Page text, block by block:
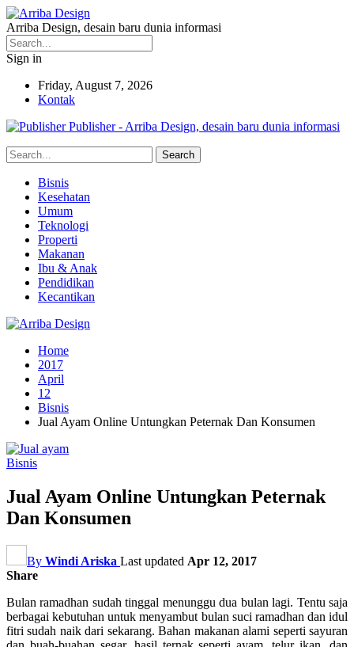
Arriba Design, desain baru dunia informasi
Sign in
Friday, August 7, 2026
Kontak
Publisher - Arriba Design, desain baru dunia informasi
Bisnis
Kesehatan
Umum
Teknologi
Properti
Makanan
Ibu & Anak
Pendidikan
Kecantikan
Home
2017
April
12
Bisnis
Jual Ayam Online Untungkan Peternak Dan Konsumen
Bisnis
Jual Ayam Online Untungkan Peternak
Dan Konsumen
By Windi Ariska Last updated Apr 12, 2017
Share
Bulan ramadhan sudah tinggal menunggu dua bulan lagi. Tentu saja
berbagai kebutuhan untuk menyambut bulan suci ramadhan dan idul
fitri sudah naik dari sekarang. Bahan makanan alami seperti sayuran